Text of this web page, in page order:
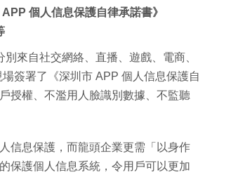
個人信息保護自律承諾書》
來自社交網絡、直播、遊戲、電商、
簽署了《深圳市 APP 個人信息保護自
授權、不濫用人臉識別數據、不監聽
信息保護，而龍頭企業更需「以身作
保護個人信息系統，令用戶可以更加